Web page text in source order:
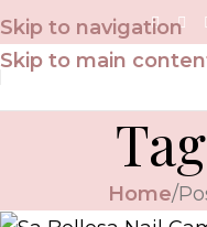
Skip to navigation
Skip to main
Home